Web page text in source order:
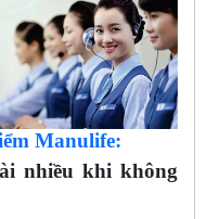
Manulife:
nhiều khi không